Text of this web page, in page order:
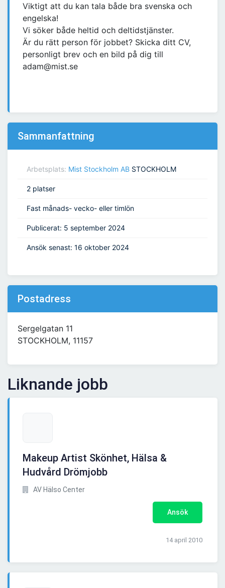
Viktigt att du kan tala både bra svenska och
engelska!
Vi söker både heltid och deltidstjänster.
Är du rätt person för jobbet? Skicka ditt CV,
personligt brev och en bild på dig till
adam@mist.se
Sammanfattning
Arbetsplats: Mist Stockholm AB STOCKHOLM
2 platser
Fast månads- vecko- eller timlön
Publicerat: 5 september 2024
Ansök senast: 16 oktober 2024
Postadress
Sergelgatan 11
STOCKHOLM, 11157
Liknande jobb
Makeup Artist Skönhet, Hälsa &
Hudvård Drömjobb
AV Hälso Center
Ansök
14 april 2010